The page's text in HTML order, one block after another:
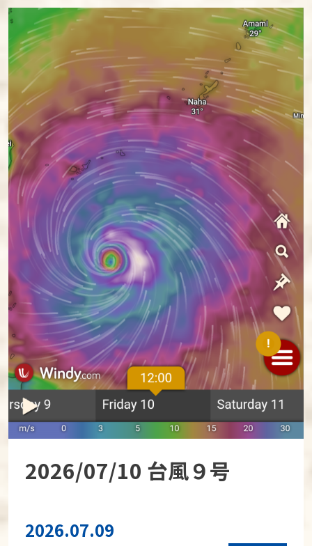
2026/07/10 台風９号
2026.07.09